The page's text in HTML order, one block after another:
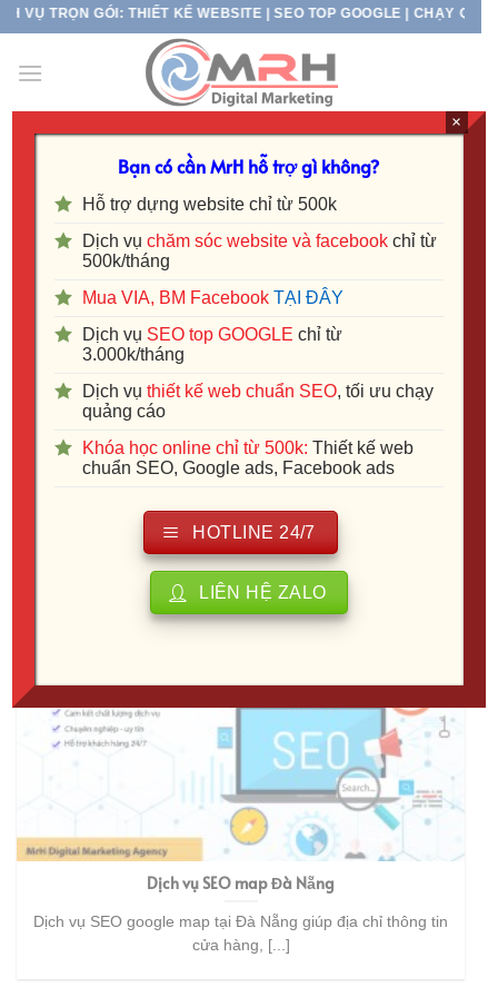
Skip
content
GÓI: THIẾT KẾ WEBSITE | SEO TOP GOOGLE | CHẠY QUẢNG
TAG ARCHIVES: DỊCH VỤ SEO MAP
Dịch vụ SEO map Bình Dương
Dịch vụ SEO google map tại Bình Dương giúp địa chỉ thông
tin cửa hàng, [...]
Dịch vụ SEO map Đà Nẵng
Dịch vụ SEO google map tại Đà Nẵng giúp địa chỉ thông tin
cửa hàng, [...]
Bạn có cần MrH hỗ trợ gì không?
Hỗ trợ dựng website chỉ từ 500k
Dịch vụ chăm sóc website và facebookchỉ từ
500k/tháng
Mua VIA, BM Facebook TẠI ĐÂY
Dịch vụ SEO top GOOGLE chỉ từ
3.000k/tháng
Dịch vụ thiết kế web chuẩn SEO, tối ưu chạy
quảng cáo
Khóa học online chỉ từ 500k: Thiết kế web
chuẩn SEO, Google ads, Facebook ads
HOTLINE 24/7
LIÊN HỆ ZALO
×